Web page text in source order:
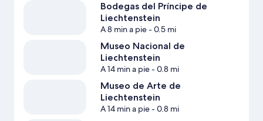
Bodegas del Príncipe de
Liechtenstein
A 8 min a pie- 0.5 mi
Museo Nacional de
Liechtenstein
A 14 min a pie- 0.8 mi
Museo de Arte de
Liechtenstein
A 14 min a pie- 0.8 mi